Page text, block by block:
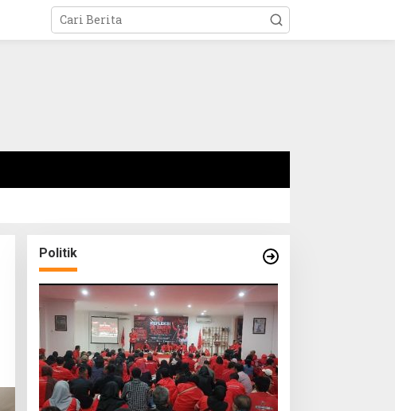
Politik